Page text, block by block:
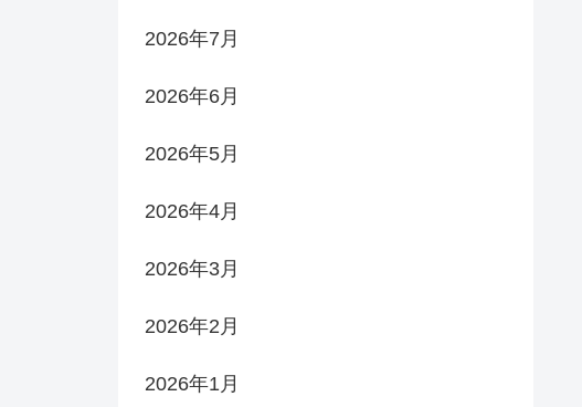
2026年7月
2026年6月
2026年5月
2026年4月
2026年3月
2026年2月
2026年1月